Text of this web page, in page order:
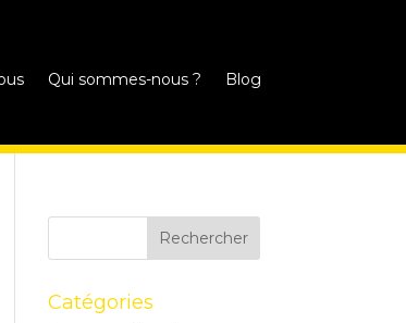
Qui sommes-nous ? Blog
Catégories